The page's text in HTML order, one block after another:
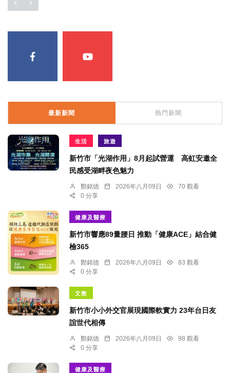
最新新聞 熱門新聞
生活 旅遊
新竹市「光湖作用」8月起試營運 高虹安邀全
民感受湖畔夜色魅力
鄭銘德 2026年八月09日
70 觀看
0 分享
健康及醫療
新竹市響應89量腰日 推動「健康ACE」結合健
檢365
鄭銘德 2026年八月09日
83 觀看
0 分享
文教
新竹市小小外交官展現國際軟實力 23年台日友
誼世代相傳
鄭銘德 2026年八月09日
98 觀看
0 分享
健康及醫療